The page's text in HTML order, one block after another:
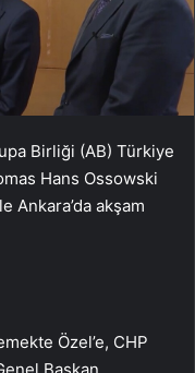
Birliği (AB) Türkiye
Hans Ossowski
Ankara’da akşam
Özel’e, CHP